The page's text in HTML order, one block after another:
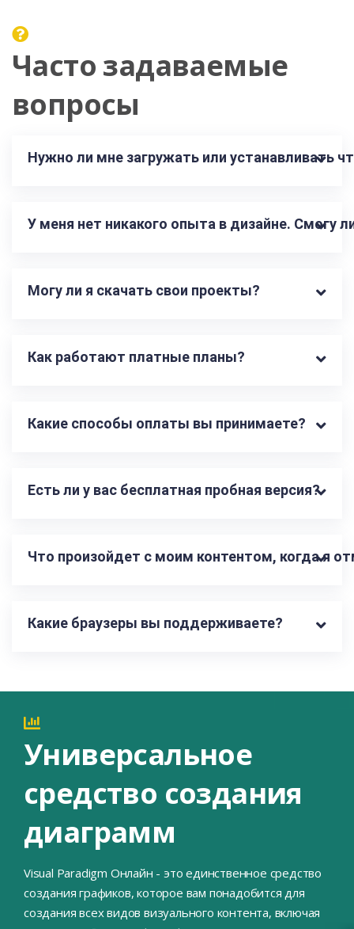
Часто задаваемые
вопросы
Нужно ли мне загружать или устанавливать
У меня нет никакого опыта в дизайне. Смогу
Могу ли я скачать свои проекты?
Как работают платные планы?
Какие способы оплаты вы принимаете?
Есть ли у вас бесплатная пробная версия?
Что произойдет с моим контентом, когда я
Какие браузеры вы поддерживаете?
Универсальное
средство создания
диаграмм
Visual Paradigm Онлайн - это единственное средство
создания графиков, которое вам понадобится для
создания всех видов визуального контента, включая